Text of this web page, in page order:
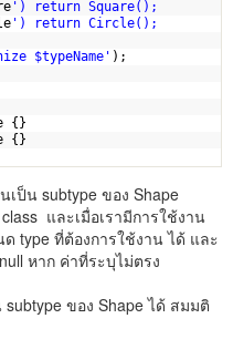
') return Square();
') return Circle();
$typeName' );
{}
{}
ป็น subtype ของ Shape
และเมื่อเรามีการใช้งาน
type ที่ต้องการใช้งาน ได้ และ
หาก ค่าที่ระบุไม่ตรง
ของ Shape ได้ สมมติ